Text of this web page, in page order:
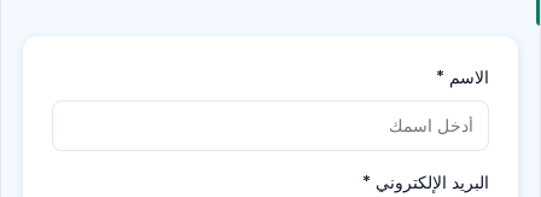
الاسم *
البريد الإلكتروني *